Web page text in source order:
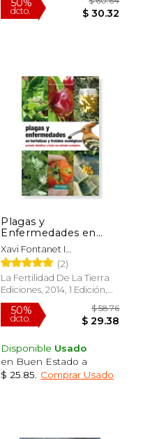
50%
Plagas y
Enfermedades en
Hortalizas y Frutales
Ecológicos: Prevenir,
Identificar y Tratar
con Métodos
Ecológicos (Guías
Tierra)
Xavi Fontanet I
Roig,Andreu Vila Pascual
(2)
La Fertilidad De La Tierra
Ediciones, 2014, 1 Edición,
Tapa Blanda, Nuevo
Disponible Usado
en Buen Estado a
$ 25.85
Comprar Usado